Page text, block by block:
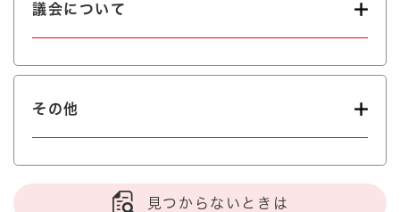
議会について
その他
見つからないときは